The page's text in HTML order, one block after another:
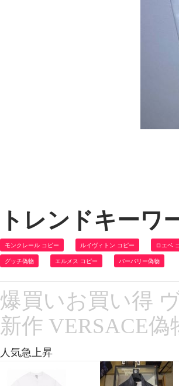
トレンドキーワ
モンクレール コピー ルイヴィトン コピー ロエベ
グッチ偽物 エルメス コピー バーバリー偽物
爆買いお買い得
新作 VERSACE
人気急上昇